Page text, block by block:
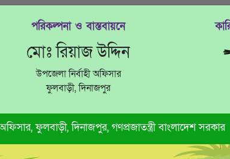
পরিকল্পনা ও বাস্তবায়নে
মোঃ রিয়াজ উদ্দিন
উপজেলা নির্বাহী অফিসার
ফুলবাড়ী, দিনাজপুর
অফিসার, ফুলবাড়ী, দিনাজপুর, গণপ্রজাতন্ত্রী বাংলাদেশ সরকার